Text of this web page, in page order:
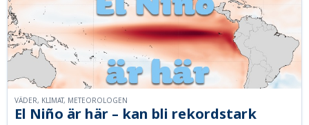
El Niño är här – kan bli rekordstark
VÄDER, KLIMAT, METEOROLOGEN